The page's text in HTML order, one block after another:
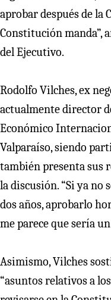
aprobar después de la
Constitución manda”,
del Ejecutivo.
Rodolfo Vilches, ex
actualmente director
Económico
Valparaíso, siendo
también presenta sus
la discusión. “Si ya no
dos años, aprobarlo
me parece que sería
Asimismo, Vilches
“asuntos relativos a